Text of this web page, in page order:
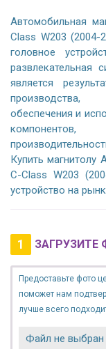
Автомобильная
Class W203 (2004-
головное
развлекательная
является
производства,
обеспечения и
компонентов,
Купить магнитолу
C-Class W203
устройство на
1 ЗАГРУЗИТЕ
Предоставьте фото
поможет нам
лучше всего
Файл не выбран